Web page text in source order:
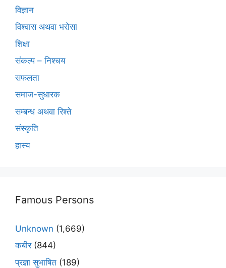
विज्ञान
विश्वास अथवा भरोसा
शिक्षा
संकल्प – निश्चय
सफलता
समाज-सुधारक
सम्बन्ध अथवा रिश्ते
संस्कृति
हास्य
Famous Persons
Unknown (1,669)
कबीर(844)
प्रज्ञा सुभाषित (189)